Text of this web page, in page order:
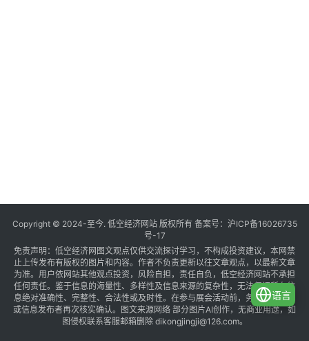
Copyright © 2024-至今. 低空经济网站 版权所有 备案号： 沪ICP备16026735
号-17
免责声明：低空经济网图文观点仅供交流探讨学习，不构成投资建议，本网禁
止上传发布有版权的图片和内容。作者不负责更新以往文章观点，以最新文章
为准。用户依网站其他观点投资，风险自担，责任自负，低空经济网站不承担
任何责任。鉴于信息的海量性、多样性及信息来源的复杂性，无法保证所有信
息绝对准确性、完整性、合法性或及时性。在参与展会活动前，务必与组织方
或信息发布者再次核实确认。图文来源网络 部分图片AI创作，无商业用途，如
图侵权联系客服邮箱删除 dikongjingji@126.com。
语言